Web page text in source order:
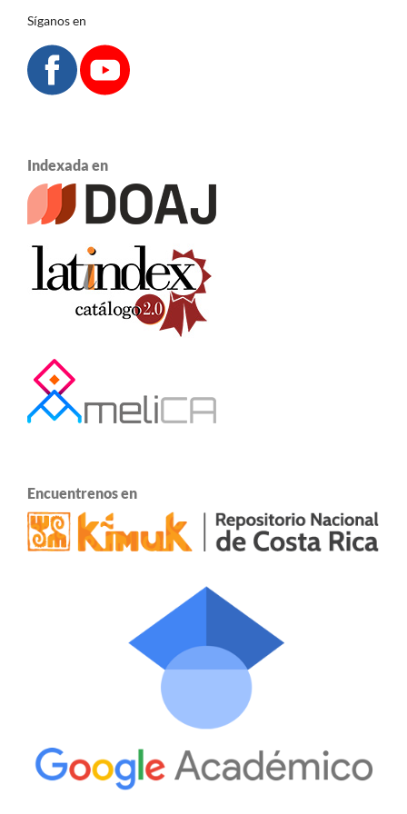
Síganos en
Indexada en
Encuentrenos en